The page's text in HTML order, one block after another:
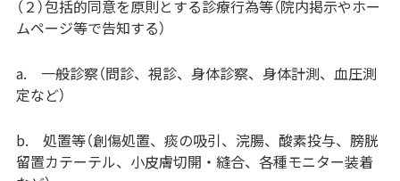
（２）包括的同意を原則とする診療行為等（院内掲示やホー
ムページ等で告知する）
a. 一般診察（問診、視診、身体診察、身体計測、血圧測
定など）
b. 処置等（創傷処置、痰の吸引、浣腸、酸素投与、膀胱
留置カテーテル、小皮膚切開・縫合、各種モニター装着